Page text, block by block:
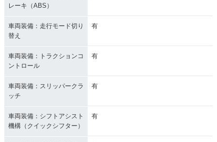
レーキ（ABS）
車両装備：走行モード切り
替え
有
車両装備：トラクションコ
ントロール
有
車両装備：スリッパークラ
ッチ
有
車両装備：シフトアシスト
機構（クイックシフター）
有